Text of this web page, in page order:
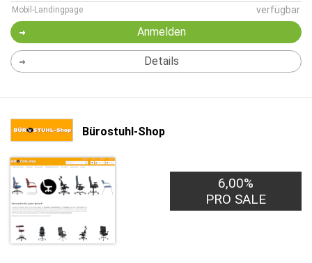
Mobil-Landingpage verfügbar
Anmelden
Details
Bürostuhl-Shop
6,00%
PRO SALE